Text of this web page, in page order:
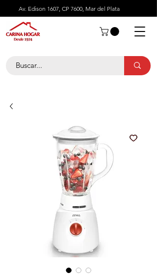
Av. Edison 1607, CP 7600, Mar del Plata